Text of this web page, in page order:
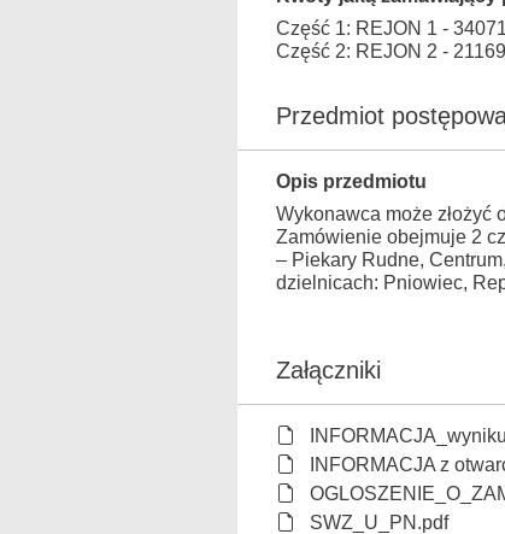
Część 1: REJON 1 -
Część 2: REJON 2 -
Przedmiot
Opis przedmiotu
Wykonawca może złożyć
Zamówienie obejmuje 2
– Piekary Rudne,
dzielnicach: Pniowiec,
Załączniki
INFORMACJA z
SWZ_U_PN.pdf